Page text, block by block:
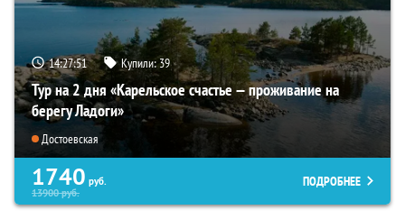
14:27:50 Купили:39
Тур на 2 дня «Карельское счастье — проживание на
берегу Ладоги»
Достоевская
1740 руб.
13900руб.
ПОДРОБНЕЕ